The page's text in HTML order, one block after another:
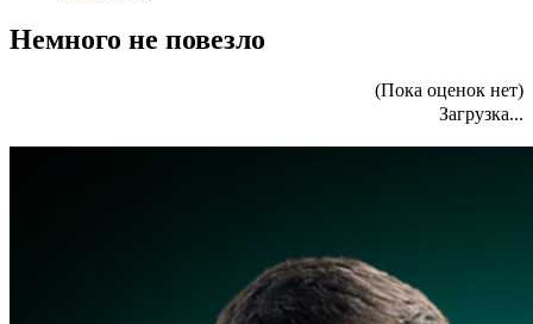
Немного не повезло
(Пока оценок нет)
Загрузка...